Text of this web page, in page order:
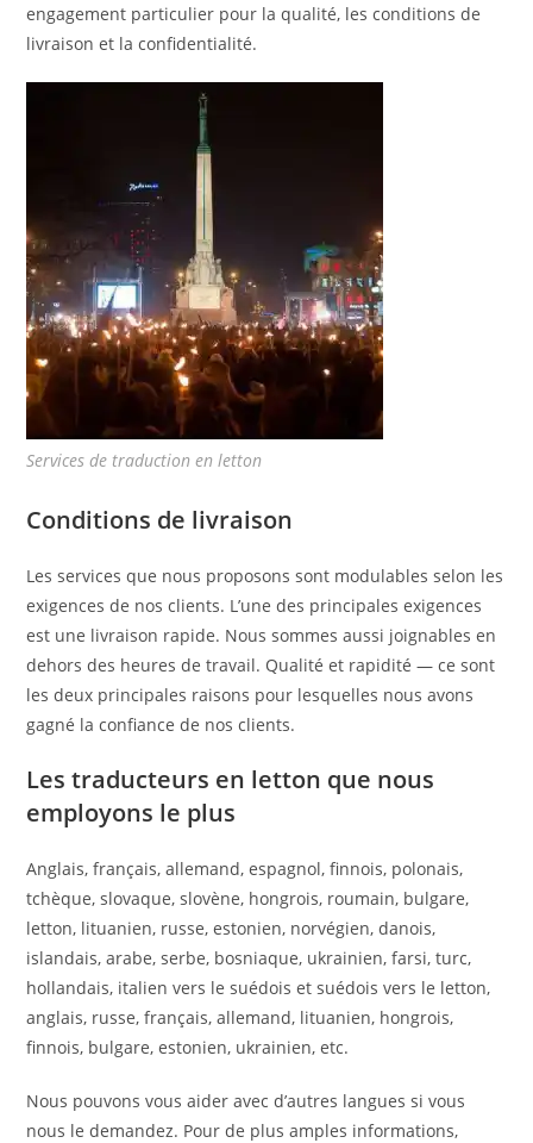
engagement particulier pour la qualité, les conditions de
livraison et la confidentialité.
Services de traduction en letton
Conditions de livraison
Les services que nous proposons sont modulables selon les
exigences de nos clients. L’une des principales exigences
est une livraison rapide. Nous sommes aussi joignables en
dehors des heures de travail. Qualité et rapidité — ce sont
les deux principales raisons pour lesquelles nous avons
gagné la confiance de nos clients.
Les traducteurs en letton que nous
employons le plus
Anglais, français, allemand, espagnol, finnois, polonais,
tchèque, slovaque, slovène, hongrois, roumain, bulgare,
letton, lituanien, russe, estonien, norvégien, danois,
islandais, arabe, serbe, bosniaque, ukrainien, farsi, turc,
hollandais, italien vers le suédois et suédois vers le letton,
anglais, russe, français, allemand, lituanien, hongrois,
finnois, bulgare, estonien, ukrainien, etc.
Nous pouvons vous aider avec d’autres langues si vous
nous le demandez. Pour de plus amples informations,